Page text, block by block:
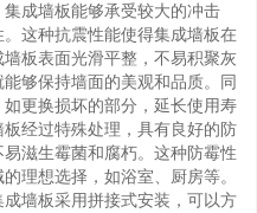
成墙板能够承受较大的冲击
这种抗震性能使得集成墙板在
板表面光滑平整，不易积聚灰
够保持墙面的美观和品质。同
更换损坏的部分，延长使用寿
经过特殊处理，具有良好的防
滋生霉菌和腐朽。这种防霉性
理想选择，如浴室、厨房等。
墙板采用拼接式安装，可以方